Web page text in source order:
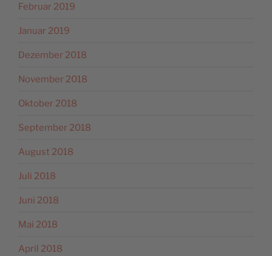
Februar 2019
Januar 2019
Dezember 2018
November 2018
Oktober 2018
September 2018
August 2018
Juli 2018
Juni 2018
Mai 2018
April 2018